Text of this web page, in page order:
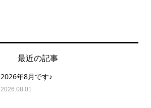
最近の記事
2026年8月です♪
2026.08.01